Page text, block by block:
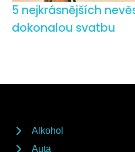
5 nejkrásnějších
dokonalou svatbu
Alkohol
Auta